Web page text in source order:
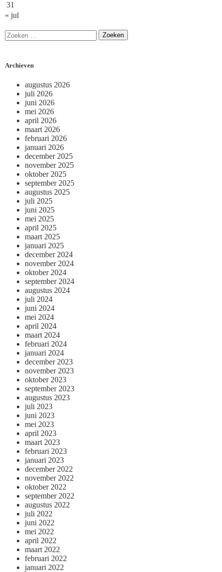
31
« jul
Archieven
augustus 2026
juli 2026
juni 2026
mei 2026
april 2026
maart 2026
februari 2026
januari 2026
december 2025
november 2025
oktober 2025
september 2025
augustus 2025
juli 2025
juni 2025
mei 2025
april 2025
maart 2025
januari 2025
december 2024
november 2024
oktober 2024
september 2024
augustus 2024
juli 2024
juni 2024
mei 2024
april 2024
maart 2024
februari 2024
januari 2024
december 2023
november 2023
oktober 2023
september 2023
augustus 2023
juli 2023
juni 2023
mei 2023
april 2023
maart 2023
februari 2023
januari 2023
december 2022
november 2022
oktober 2022
september 2022
augustus 2022
juli 2022
juni 2022
mei 2022
april 2022
maart 2022
februari 2022
januari 2022